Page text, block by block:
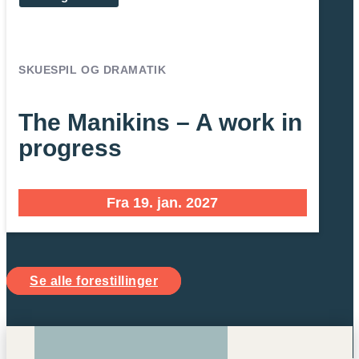
SKUESPIL OG DRAMATIK
The Manikins – A work in
progress
Fra 19. jan. 2027
Se alle forestillinger